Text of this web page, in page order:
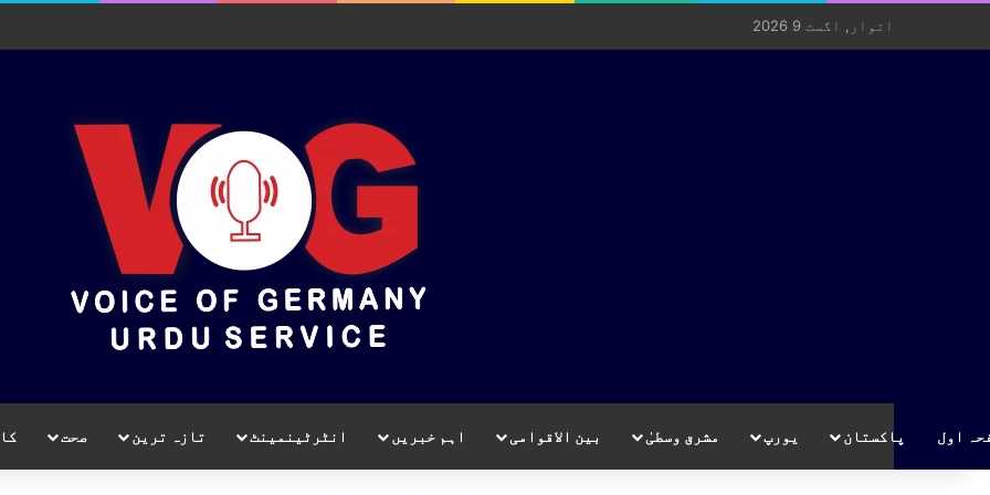
اتوار, اگست 9 2026
اول پاکستان یورپ مشرق وسطیٰ بین الاقوامی اہم خبریں انٹرٹینمینٹ تازہ ترین صحت